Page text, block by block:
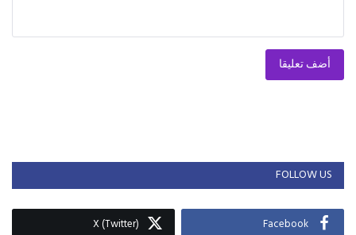
أضف تعليقا
FOLLOW US
Facebook
X (Twitter)